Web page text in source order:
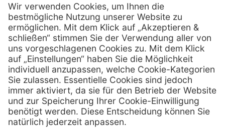
kometdental.de
Shop
Kontakt
Impressum
Datenschutz